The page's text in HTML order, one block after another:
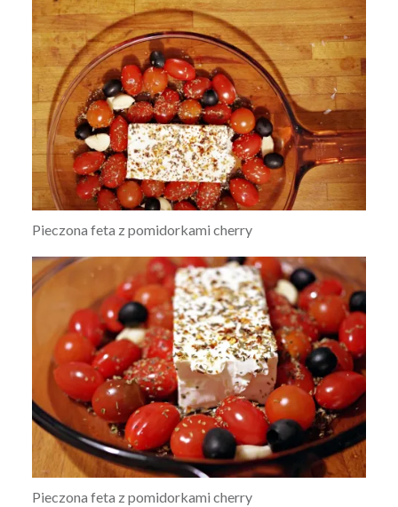
Pieczona feta z pomidorkami cherry
Pieczona feta z pomidorkami cherry